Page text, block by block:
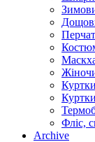
Фліс,
Archive